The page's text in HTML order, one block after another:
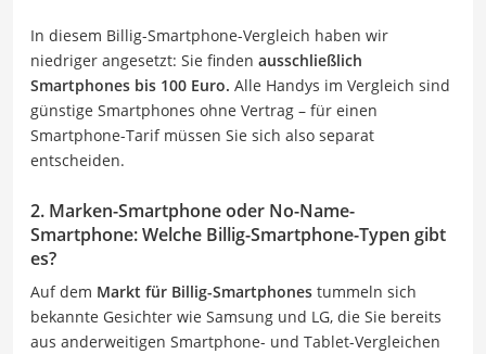
In diesem Billig-Smartphone-Vergleich haben wir
niedriger angesetzt: Sie finden ausschließlich
Smartphones bis 100 Euro. Alle Handys im Vergleich sind
günstige Smartphones ohne Vertrag – für einen
Smartphone-Tarif müssen Sie sich also separat
entscheiden.
2. Marken-Smartphone oder No-Name-
Smartphone: Welche Billig-Smartphone-Typen gibt
es?
Auf dem Markt für Billig-Smartphones tummeln sich
bekannte Gesichter wie Samsung und LG, die Sie bereits
aus anderweitigen Smartphone- und Tablet-Vergleichen